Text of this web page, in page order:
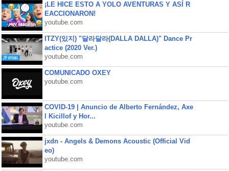
¡LE HICE ESTO A YOLO AVENTURAS Y ASÍ R
EACCIONARON!
youtube.com
ITZY(있지) "달라달라(DALLA DALLA)" Dance Pr
actice (2020 Ver.)
youtube.com
COMUNICADO OXEY
youtube.com
COVID-19 | Anuncio de Alberto Fernández, Axe
l Kicillof y Hor...
youtube.com
jxdn - Angels & Demons Acoustic (Official Vid
eo)
youtube.com